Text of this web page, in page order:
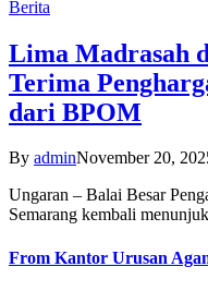
Berita
Lima Madrasah
Terima
dari BPOM
By adminNovember 20,
Ungaran – Balai Besar
Semarang kembali
From Kantor Urusan